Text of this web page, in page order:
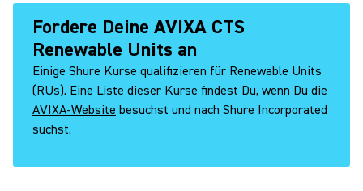
Fordere Deine AVIXA CTS
Renewable Units an
Einige Shure Kurse qualifizieren für Renewable Units
(RUs). Eine Liste dieser Kurse findest Du, wenn Du die
AVIXA-Website besuchst und nach Shure Incorporated
suchst.